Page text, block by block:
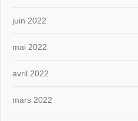
juin 2022
mai 2022
avril 2022
mars 2022